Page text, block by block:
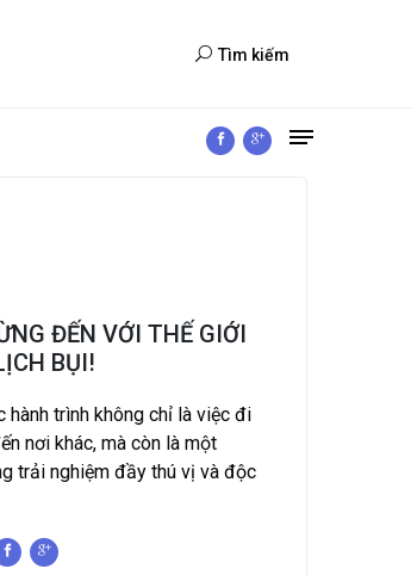
Tìm kiếm
ĐẾN VỚI THẾ GIỚI
BỤI!
hành trình không chỉ là việc đi
nơi khác, mà còn là một
trải nghiệm đầy thú vị và độc